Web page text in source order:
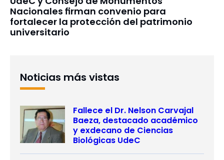
Nacionales firman convenio para
fortalecer la protección del patrimonio
universitario
Noticias más vistas
Fallece el Dr. Nelson Carvajal
Baeza, destacado académico
y exdecano de Ciencias
Biológicas UdeC